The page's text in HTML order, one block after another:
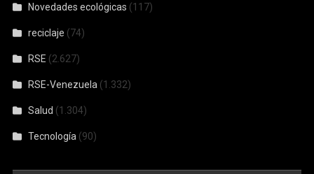
Novedades ecológicas (117)
reciclaje (74)
RSE (2.627)
RSE-Venezuela (1.332)
Salud (1.304)
Tecnología (90)